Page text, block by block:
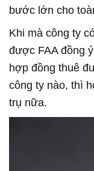
bước lớn cho
Khi mà công ty
được FAA đồng
hợp đồng thuê
công ty nào, thì
trụ nữa.